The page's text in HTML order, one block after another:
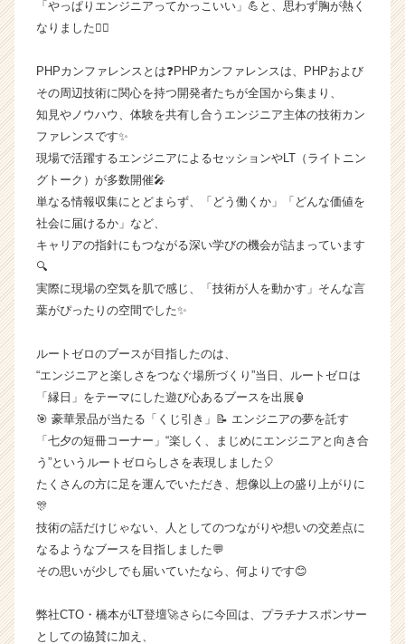
ム
ラ
イ
|
ン
チ
ャ
ー・
長
企
ら
ス
カ
ウ
が
く
活
サ
イ
チ
「やっぱりエンジニアってかっこいい」💪と、思わず胸が熱く
なりました❤️‍🔥
PHPカンファレンスとは❓PHPカンファレンスは、PHPおよび
その周辺技術に関心を持つ開発者たちが全国から集まり、
知見やノウハウ、体験を共有し合うエンジニア主体の技術カン
ファレンスです✨
現場で活躍するエンジニアによるセッションやLT（ライトニン
グトーク）が多数開催🎤
単なる情報収集にとどまらず、「どう働くか」「どんな価値を
社会に届けるか」など、
キャリアの指針にもつながる深い学びの機会が詰まっています
🔍
実際に現場の空気を肌で感じ、「技術が人を動かす」そんな言
葉がぴったりの空間でした✨
ルートゼロのブースが目指したのは、
“エンジニアと楽しさをつなぐ場所づくり”当日、ルートゼロは
「縁日」をテーマにした遊び心あるブースを出展🏮
🎯 豪華景品が当たる「くじ引き」📝 エンジニアの夢を託す
「七夕の短冊コーナー」“楽しく、まじめにエンジニアと向き合
う”というルートゼロらしさを表現しました🎈
たくさんの方に足を運んでいただき、想像以上の盛り上がりに
🎊
技術の話だけじゃない、人としてのつながりや想いの交差点に
なるようなブースを目指しました💬
その思いが少しでも届いていたなら、何よりです😊
弊社CTO・橋本がLT登壇🚀さらに今回は、プラチナスポンサー
としての協賛に加え、